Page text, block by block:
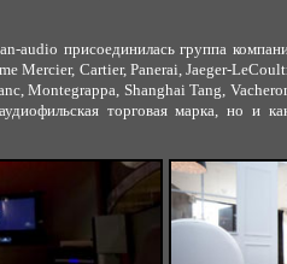
audio присоединилась группа
Mercier, Cartier, Panerai, Jaeger-
Montegrappa, Shanghai Tang,
торговая марка, но и